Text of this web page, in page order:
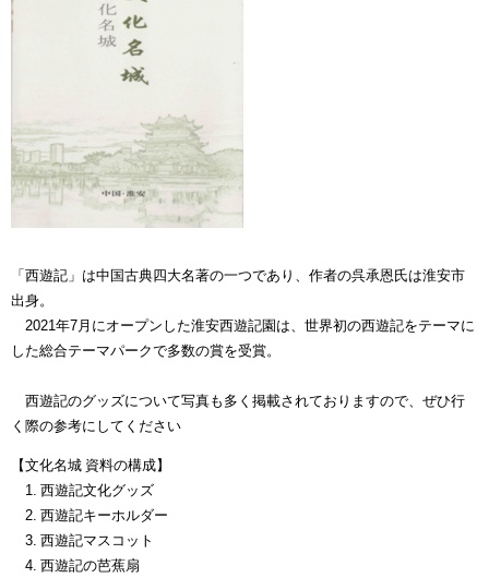
「西遊記」は中国古典四大名著の一つであり、作者の呉承恩氏は淮安市
出身。
2021年7月にオープンした淮安西遊記園は、世界初の西遊記をテーマに
した総合テーマパークで多数の賞を受賞。
西遊記のグッズについて写真も多く掲載されておりますので、ぜひ行
く際の参考にしてください
【文化名城 資料の構成】
1. 西遊記文化グッズ
2. 西遊記キーホルダー
3. 西遊記マスコット
4. 西遊記の芭蕉扇